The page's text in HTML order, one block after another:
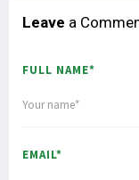
Leave a
FULL NAME*
EMAIL*